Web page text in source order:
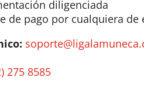
diligenciada
de pago por cualquiera de
275 8585